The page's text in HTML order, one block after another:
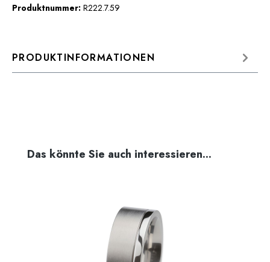
Produktnummer: R222.7.59
PRODUKTINFORMATIONEN
Produktgalerie überspringen
Das könnte Sie auch interessieren...